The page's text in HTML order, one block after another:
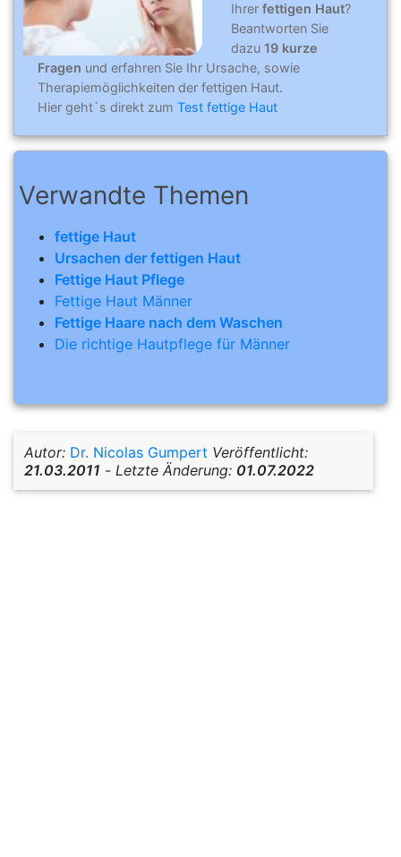
Ihrer fettigen Haut?
Beantworten Sie
dazu 19 kurze
Fragen und erfahren Sie Ihr Ursache, sowie
Therapiemöglichkeiten der fettigen Haut.
Hier geht`s direkt zum Test fettige Haut
Verwandte Themen
fettige Haut
Ursachen der fettigen Haut
Fettige Haut Pflege
Fettige Haut Männer
Fettige Haare nach dem Waschen
Die richtige Hautpflege für Männer
Autor: Dr. Nicolas Gumpert Veröffentlicht:
21.03.2011 - Letzte Änderung: 01.07.2022